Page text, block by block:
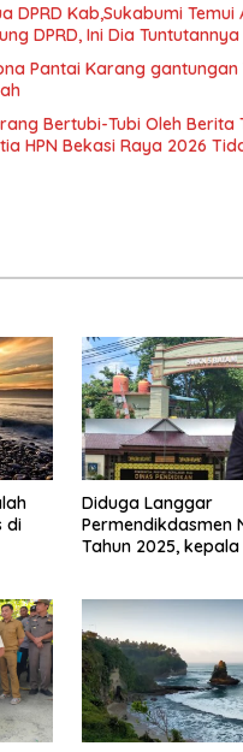
DPRD Kab,Sukabumi
DPRD, Ini Dia Tuntutannya
Pantai Karang
Bertubi-Tubi Oleh
HPN Bekasi Raya 2026
di
Diduga Langgar
Permendikdasmen
Tahun 2025, kepala
Tahun